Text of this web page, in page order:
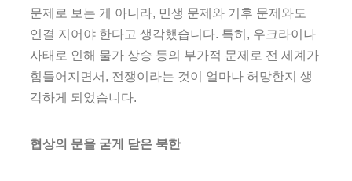
문제로 보는 게 아니라, 민생 문제와 기후 문제와도
연결 지어야 한다고 생각했습니다. 특히, 우크라이나
사태로 인해 물가 상승 등의 부가적 문제로 전 세계가
힘들어지면서, 전쟁이라는 것이 얼마나 허망한지 생
각하게 되었습니다.
협상의 문을 굳게 닫은 북한